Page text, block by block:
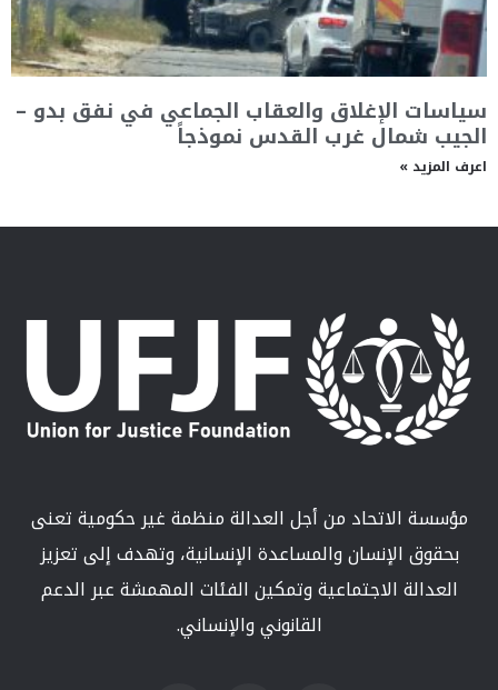
سياسات الإغلاق والعقاب الجماعي في نفق بدو –
الجيب شمال غرب القدس نموذجاً
اعرف المزيد »
مؤسسة الاتحاد من أجل العدالة منظمة غير حكومية تعنى
بحقوق الإنسان والمساعدة الإنسانية، وتهدف إلى تعزيز
العدالة الاجتماعية وتمكين الفئات المهمشة عبر الدعم
القانوني والإنساني.